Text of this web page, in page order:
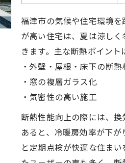
福津市の気候や住宅環境
が高い住宅は、夏は涼し
きます。主な断熱ポイント
・外壁・屋根・床下の断熱
・窓の複層ガラス化
・気密性の高い施工
断熱性能向上の際には、
あると、冷暖房効率が下
と定期点検が快適な住ま